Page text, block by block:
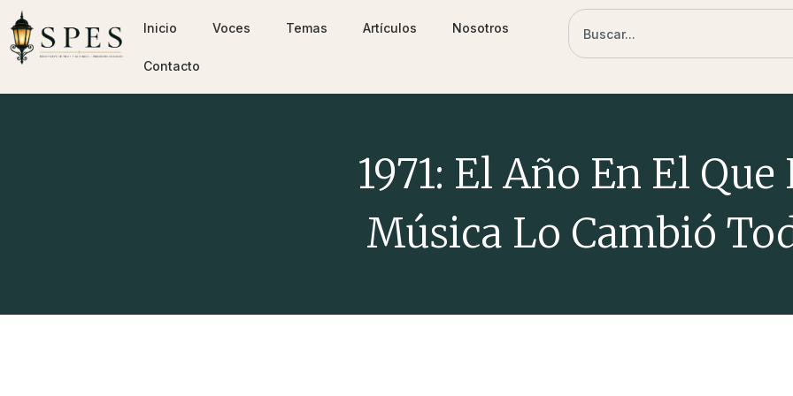
Inicio Voces Temas Artículos Nosotros
Contacto
1971: El Año En El Que
Música Lo Cambió